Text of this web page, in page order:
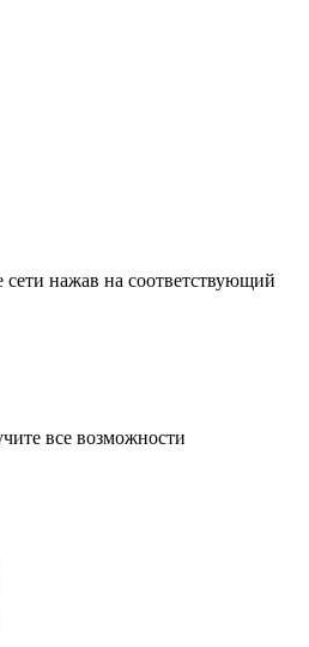
сети нажав на соответствующий
все возможности